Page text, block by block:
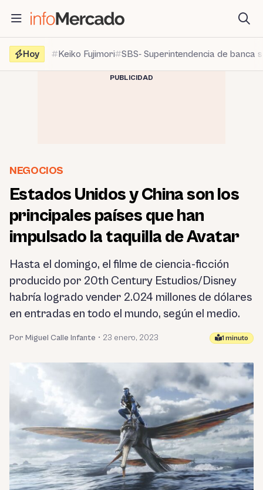
contenido
Hoy
Keiko Fujimori SBS- Superintendencia de banca
PUBLICIDAD
NEGOCIOS
Estados Unidos y China son los
principales países que han
impulsado la taquilla de Avatar
Hasta el domingo, el filme de ciencia-ficción
producido por 20th Century Estudios/Disney
habría logrado vender 2.024 millones de dólares
en entradas en todo el mundo, según el medio.
Por Miguel Calle Infante • 23 enero, 2023 1 minuto